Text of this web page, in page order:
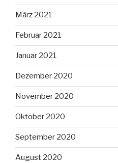
März 2021
Februar 2021
Januar 2021
Dezember 2020
November 2020
Oktober 2020
September 2020
August 2020